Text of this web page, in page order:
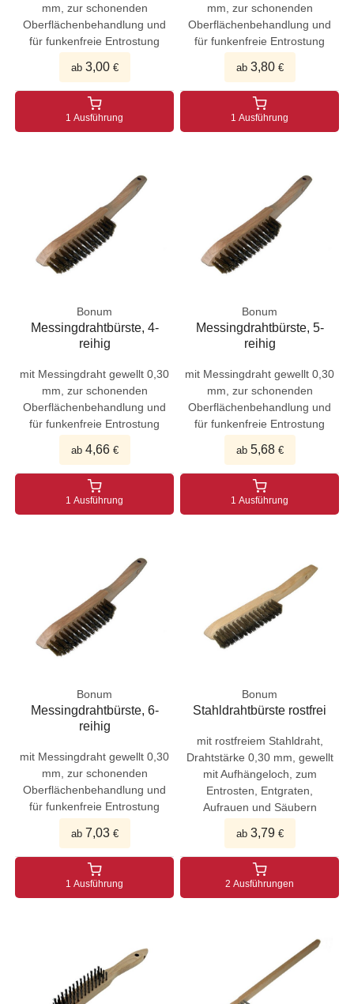
mm, zur schonenden
Oberflächenbehandlung und
für funkenfreie Entrostung
ab 3,00€
1 Ausführung
mm, zur schonenden
Oberflächenbehandlung und
für funkenfreie Entrostung
ab 3,80€
1 Ausführung
Bonum
Messingdrahtbürste, 4-
reihig
mit Messingdraht gewellt 0,30
mm, zur schonenden
Oberflächenbehandlung und
für funkenfreie Entrostung
ab 4,66€
1 Ausführung
Bonum
Messingdrahtbürste, 5-
reihig
mit Messingdraht gewellt 0,30
mm, zur schonenden
Oberflächenbehandlung und
für funkenfreie Entrostung
ab 5,68€
1 Ausführung
Bonum
Messingdrahtbürste, 6-
reihig
mit Messingdraht gewellt 0,30
mm, zur schonenden
Oberflächenbehandlung und
für funkenfreie Entrostung
ab 7,03€
1 Ausführung
Bonum
Stahldrahtbürste rostfrei
mit rostfreiem Stahldraht,
Drahtstärke 0,30 mm, gewellt
mit Aufhängeloch, zum
Entrosten, Entgraten,
Aufrauen und Säubern
ab 3,79€
2 Ausführungen